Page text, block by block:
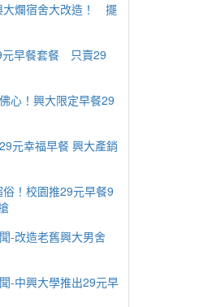
大爛宿舍大改造！ 擺
元早餐套餐 只賣29
心！興大限定早餐29
元幸福早餐 興大產銷
！校園推29元早餐9
-改造老舊興大男舍
-中興大學推出29元早